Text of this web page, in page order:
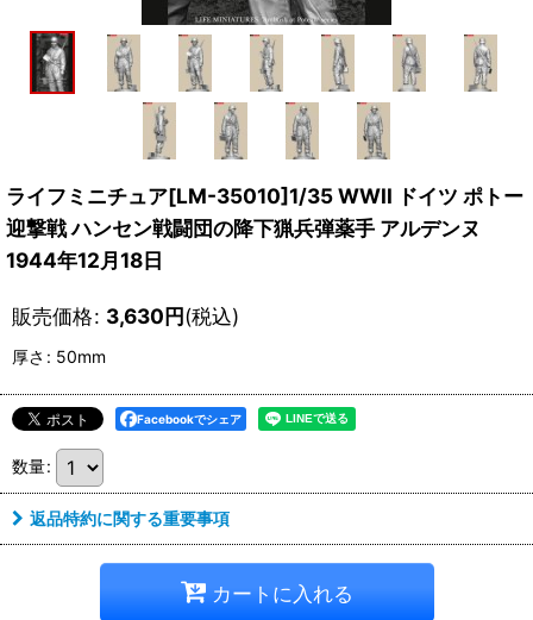
ライフミニチュア[LM-35010]1/35 WWII ドイツ ポトー
迎撃戦 ハンセン戦闘団の降下猟兵弾薬手 アルデンヌ
1944年12月18日
販売価格: 3,630円(税込)
厚さ : 50mm
Facebookでシェア
数量:
返品特約に関する重要事項
カートに入れる